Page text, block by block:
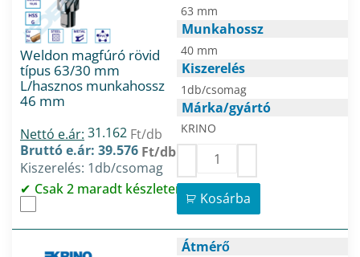
Weldon magfúró rövid
típus 63/30 mm
L/hasznos munkahossz
46 mm
Nettó e.ár: 31.162 Ft/db
Bruttó e.ár: 39.576 Ft/db
Kiszerelés: 1db/csomag
Csak 2 maradt készleten
63 mm
Munkahossz
40 mm
Kiszerelés
1db/csomag
Márka/gyártó
KRINO
Kosárba
Átmérő